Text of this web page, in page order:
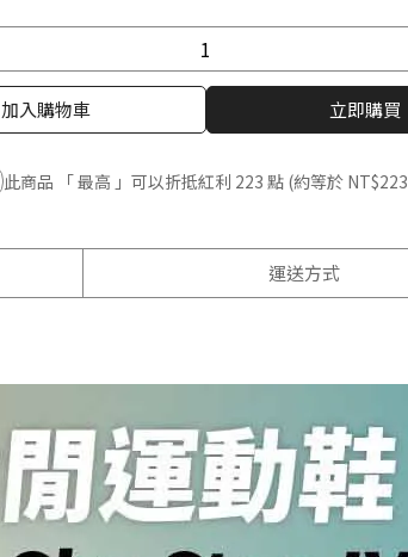
加入購物車 立即購買
此商品 「 最高 」可以折抵紅利 223 點 (約等於 NT$223
運送方式